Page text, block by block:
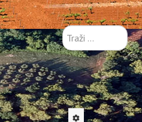
Traži
...